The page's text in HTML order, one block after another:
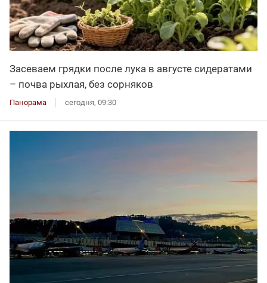
Засеваем грядки после лука в августе сидератами
– почва рыхлая, без сорняков
Панорама сегодня, 09:30